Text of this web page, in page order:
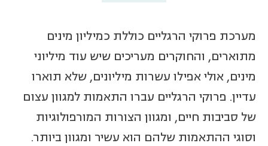
מערכת פרוקי הרגליים כוללת כמיליון מינים
מתוארים, והחוקרים מעריכים שיש עוד מיליוני
מינים, אולי אפילו עשרות מיליונים, שלא תוארו
עדיין. פרוקי הרגליים עברו התאמות למגוון עצום
של סביבות חיים, ומגוון הצורות המורפולוגיות
וסוגי ההתאמות שלהם הוא עשיר ומגוון ביותר.